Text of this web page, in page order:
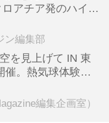
アチア発のハイパ
ン編集部
を見上げて IN 東
催。熱気球体験搭
編集企画室）